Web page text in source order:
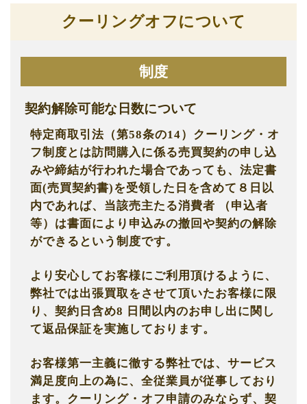
クーリングオフについて
制度
契約解除可能な日数について
特定商取引法（第58条の14）クーリング・オ
フ制度とは訪問購入に係る売買契約の申し込
みや締結が行われた場合であっても、法定書
面(売買契約書)を受領した日を含めて８日以
内であれば、当該売主たる消費者 （申込者
等）は書面により申込みの撤回や契約の解除
ができるという制度です。
より安心してお客様にご利用頂けるように、
弊社では出張買取をさせて頂いたお客様に限
り、契約日含め8 日間以内のお申し出に関し
て返品保証を実施しております。
お客様第一主義に徹する弊社では、サービス
満足度向上の為に、全従業員が従事しており
ます。クーリング・オフ申請のみならず、契